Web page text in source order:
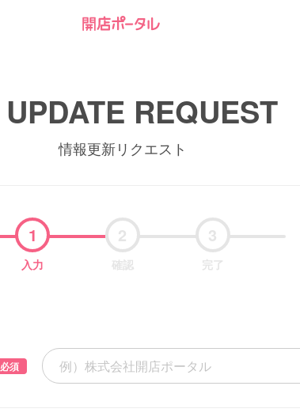
UPDATE REQUEST
情報更新リクエスト
1
入力
2
確認
3
完了
必須